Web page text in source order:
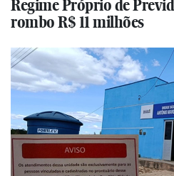
Regime Próprio de
rombo R$ 11 milhões